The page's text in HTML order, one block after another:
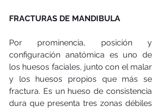
FRACTURAS DE MANDIBULA
Por prominencia, posición y
configuración anatómica es uno de
los huesos faciales, junto con el malar
y los huesos propios que más se
fractura. Es un hueso de consistencia
dura que presenta tres zonas débiles